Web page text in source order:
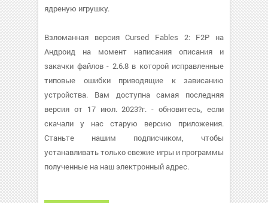
ядреную игрушку.
Взломанная версия Cursed Fables 2: F2P на
Андроид на момент написания описания и
закачки файлов - 2.6.8 в которой исправленные
типовые ошибки приводящие к зависанию
устройства. Вам доступна самая последняя
версия от 17 июл. 2023?г. - обновитесь, если
скачали у нас старую версию приложения.
Станьте нашим подписчиком, чтобы
устанавливать только свежие игры и программы
полученные на наш электронный адрес.